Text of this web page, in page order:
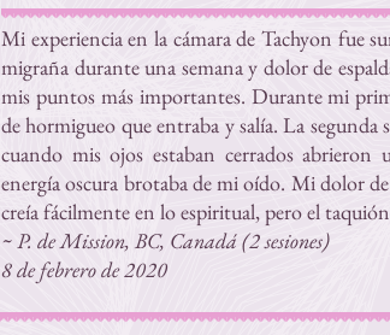
Mi experiencia en la cámara de Tachyon fue
migraña durante una semana y dolor de
mis puntos más importantes. Durante mi
de hormigueo que entraba y salía. La
cuando mis ojos estaban cerrados
energía oscura brotaba de mi oído. Mi dolor
creía fácilmente en lo espiritual, pero el
~ P. de Mission, BC, Canadá (2 sesiones)
8 de febrero de 2020